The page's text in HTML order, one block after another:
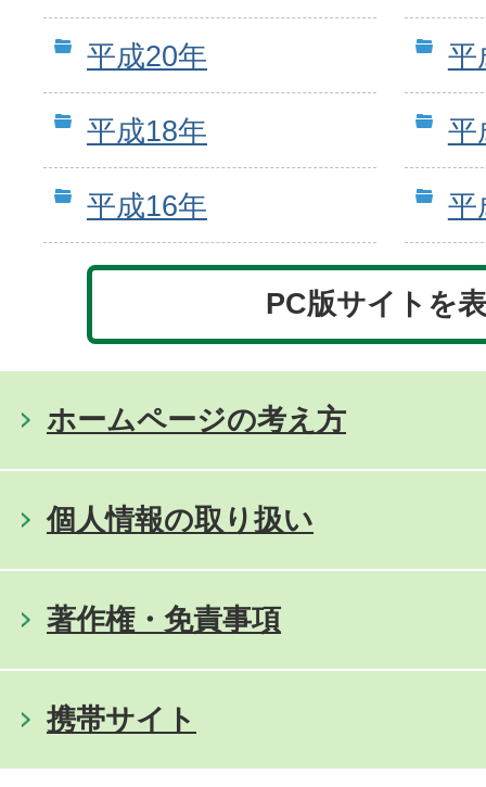
平成20年 平
平成18年 平
平成16年 平
PC版サイトを
ホームページの考え方
個人情報の取り扱い
著作権・免責事項
携帯サイト